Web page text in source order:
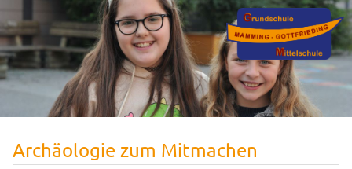
Archäologie zum Mitmachen